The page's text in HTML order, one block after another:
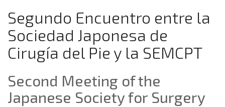
Segundo Encuentro entre la
Sociedad Japonesa de
Cirugía del Pie y la SEMCPT
Second Meeting of the
Japanese Society for Surgery